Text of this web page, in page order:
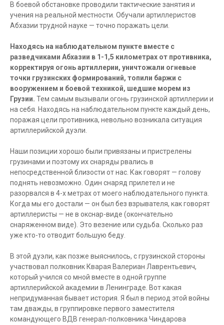
В боевой обстановке проводили тактические занятия и
учения на реальной местности. Обучали артиллеристов
Абхазии трудной науке — точно поражать цели.
Находясь на наблюдательном пункте вместе с
разведчиками Абхазии в 1-1,5 километрах от противника,
корректируя огонь артиллерии, уничтожали огневые
точки грузинских формирований, топили баржи с
вооружением и боевой техникой, шедшие морем из
Грузии. Тем самым вызывали огонь грузинской артиллерии и
на себя. Находясь на наблюдательном пункте каждый день,
поражая цели противника, невольно возникала ситуация
артиллерийской дуэли.
Наши позиции хорошо были привязаны и пристрелены
грузинами и поэтому их снаряды рвались в
непосредственной близости от нас. Как говорят — голову
поднять невозможно. Один снаряд прилетел и не
разорвался в 4-х метрах от моего наблюдательного пункта.
Когда мы его достали — он был без взрывателя, как говорят
артиллеристы — не в окснар-виде (окончательно
снаряженном виде). Это везение или судьба. Сколько раз
уже кто-то отводит большую беду.
В этой дуэли, как позже выяснилось, с грузинской стороны
участвовал полковник Кварая Валериан Лаврентьевич,
который учился со мной вместе в одной группе
артиллерийской академии в Ленинграде. Вот какая
непридуманная бывает история. Я был в период этой войны
там дважды, в группировке первого заместителя
командующего ВДВ генерал-полковника Чиндарова